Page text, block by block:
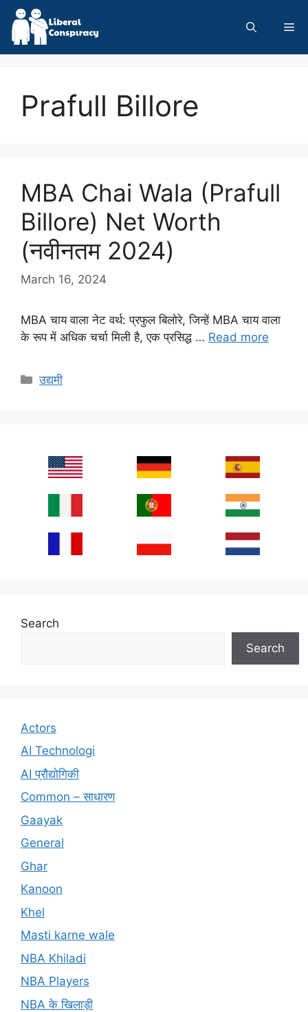
Skip
content
Prafull Billore
MBA Chai Wala (Prafull
Billore) Net Worth
(नवीनतम 2024)
March 16, 2024
MBA चाय वाला नेट वर्थ: प्रफुल बिलोरे, जिन्हें MBA चाय वाला
के रूप में अधिक चर्चा मिली है, एक प्रसिद्ध … Read more
Categories
उद्यमी
Search
Search
Actors
AI Technologi
AI प्रौद्योगिकी
Common – साधारण
Gaayak
General
Ghar
Kanoon
Khel
Masti karne wale
NBA Khiladi
NBA Players
NBA के खिलाड़ी